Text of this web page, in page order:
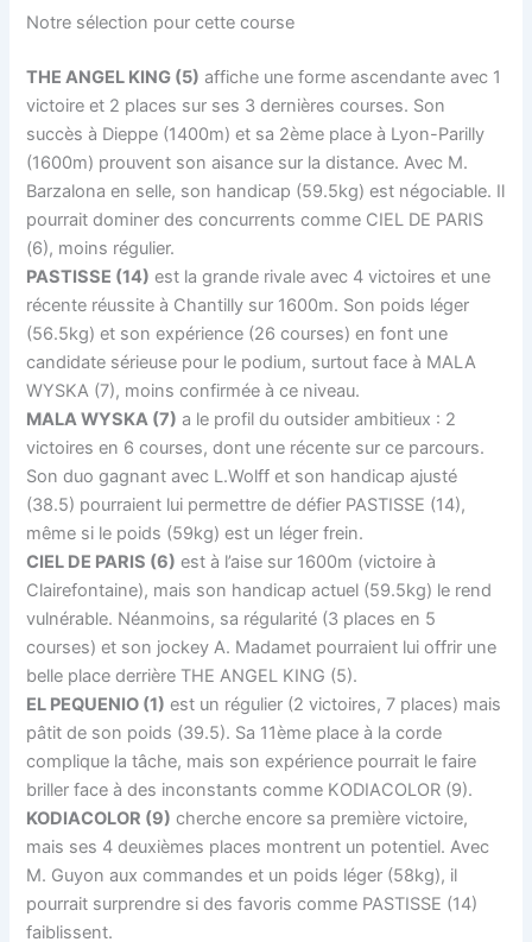
Notre sélection pour cette course
THE ANGEL KING (5) affiche une forme ascendante avec 1
victoire et 2 places sur ses 3 dernières courses. Son
succès à Dieppe (1400m) et sa 2ème place à Lyon-Parilly
(1600m) prouvent son aisance sur la distance. Avec M.
Barzalona en selle, son handicap (59.5kg) est négociable. Il
pourrait dominer des concurrents comme CIEL DE PARIS
(6), moins régulier.
PASTISSE (14) est la grande rivale avec 4 victoires et une
récente réussite à Chantilly sur 1600m. Son poids léger
(56.5kg) et son expérience (26 courses) en font une
candidate sérieuse pour le podium, surtout face à MALA
WYSKA (7), moins confirmée à ce niveau.
MALA WYSKA (7) a le profil du outsider ambitieux : 2
victoires en 6 courses, dont une récente sur ce parcours.
Son duo gagnant avec L.Wolff et son handicap ajusté
(38.5) pourraient lui permettre de défier PASTISSE (14),
même si le poids (59kg) est un léger frein.
CIEL DE PARIS (6) est à l’aise sur 1600m (victoire à
Clairefontaine), mais son handicap actuel (59.5kg) le rend
vulnérable. Néanmoins, sa régularité (3 places en 5
courses) et son jockey A. Madamet pourraient lui offrir une
belle place derrière THE ANGEL KING (5).
EL PEQUENIO (1) est un régulier (2 victoires, 7 places) mais
pâtit de son poids (39.5). Sa 11ème place à la corde
complique la tâche, mais son expérience pourrait le faire
briller face à des inconstants comme KODIACOLOR (9).
KODIACOLOR (9) cherche encore sa première victoire,
mais ses 4 deuxièmes places montrent un potentiel. Avec
M. Guyon aux commandes et un poids léger (58kg), il
pourrait surprendre si des favoris comme PASTISSE (14)
faiblissent.